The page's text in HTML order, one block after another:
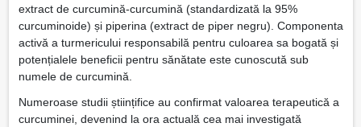
extract de curcumină-curcumină (standardizată la 95%
curcuminoide) și piperina (extract de piper negru). Componenta
activă a turmericului responsabilă pentru culoarea sa bogată și
potențialele beneficii pentru sănătate este cunoscută sub
numele de curcumină.
Numeroase studii științifice au confirmat valoarea terapeutică a
curcuminei, devenind la ora actuală cea mai investigată